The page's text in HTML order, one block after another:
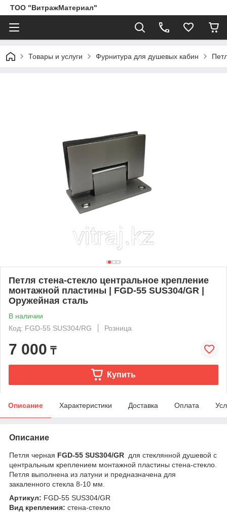
ТОО "ВитражМатериал"
Товары и услуги Фурнитура для душевых кабин
Петля стена-стекло центральное крепление
монтажной пластины | FGD-55 SUS304/GR |
Оружейная сталь
В наличии
Код: FGD-55 SUS304/RG
Розница
7 000 ₸
Купить
Описание Характеристики Доставка Оплата
Описание
Петля черная FGD-55 SUS304/GR для стеклянной душевой с
центральным креплением монтажной пластины стена-стекло.
Петля выполнена из латуни и предназначена для
закаленного стекла 8-10 мм.
Артикул: FGD-55 SUS304/GR
Вид крепления: стена-стекло